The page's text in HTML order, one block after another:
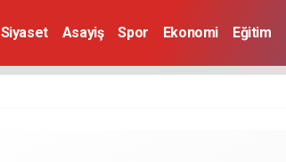
Siyaset Asayiş Spor Ekonomi Eğitim